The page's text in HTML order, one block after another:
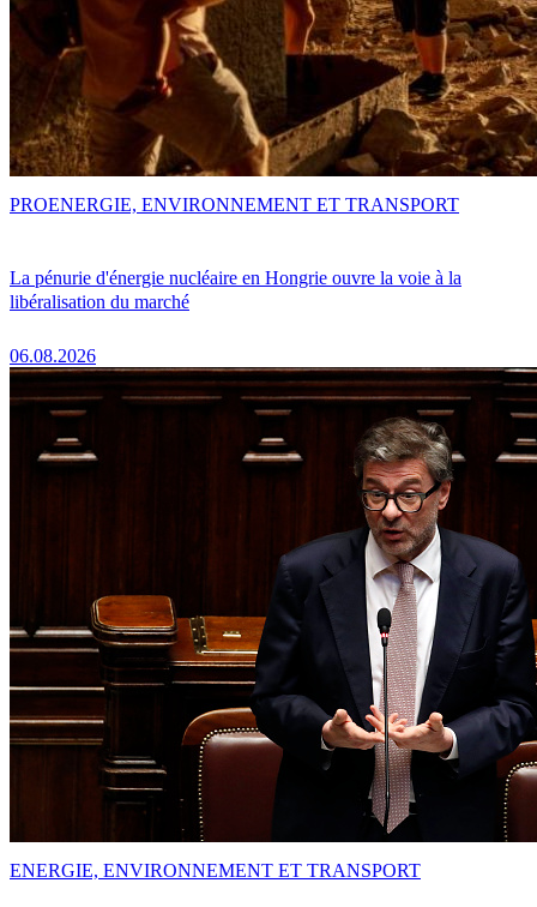
La pénurie d'énergie nucléaire en Hongrie ouvre la voie à la
libéralisation du marché
06.08.2026
PROENERGIE, ENVIRONNEMENT ET TRANSPORT
ENERGIE, ENVIRONNEMENT ET TRANSPORT